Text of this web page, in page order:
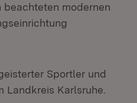
beachteten modernen
Sportler und
Landkreis Karlsruhe.